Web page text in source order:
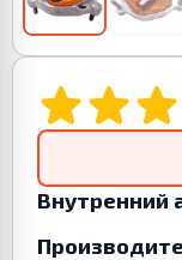
Внутренний